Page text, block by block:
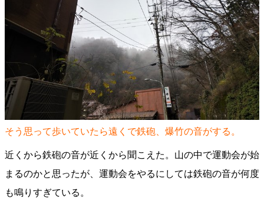
そう思って歩いていたら遠くで鉄砲、爆竹の音がする。
近くから鉄砲の音が近くから聞こえた。山の中で運動会が始
まるのかと思ったが、運動会をやるにしては鉄砲の音が何度
も鳴りすぎている。